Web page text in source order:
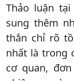
Thảo luận
sung thêm
thắn chỉ rõ
nhất là trong
cơ quan,